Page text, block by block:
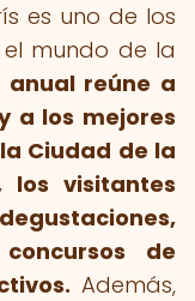
es uno de los
mundo de la
anual reúne a
a los mejores
Ciudad de la
los visitantes
de
Además,